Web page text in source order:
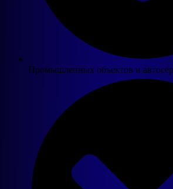
Промышленных объектов и